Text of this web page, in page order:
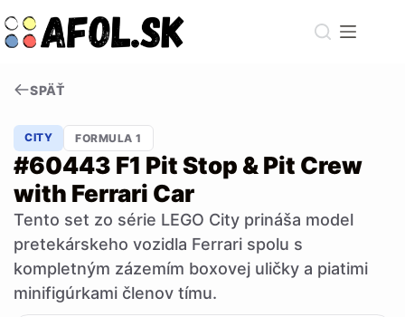
to
content
SPÄŤ
CITY FORMULA 1
#60443 F1 Pit Stop & Pit Crew
with Ferrari Car
Tento set zo série LEGO City prináša model
pretekárskeho vozidla Ferrari spolu s
kompletným zázemím boxovej uličky a piatimi
minifigúrkami členov tímu.